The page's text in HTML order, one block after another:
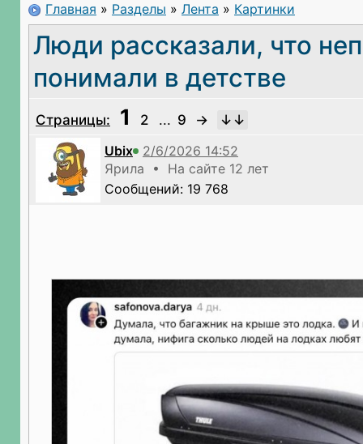
Главная » Разделы » Лента » Картинки
Люди рассказали, что
понимали в детстве
Страницы: 1 2 ... 9
→
Ubix
Ярила • На сайте 12 лет
Сообщений: 19 768